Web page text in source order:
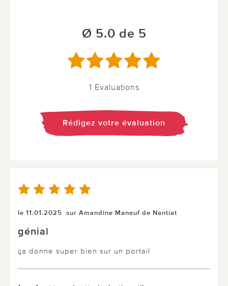
Ø 5.0 de 5
1 Evaluations
Rédigez votre évaluation
le 11.01.2025 sur Amandine Maneuf de Nantiat
génial
ça donne super bien sur un portail